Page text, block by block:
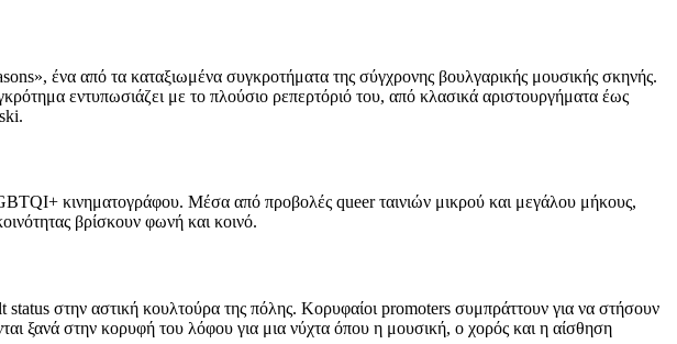
ένα από τα καταξιωμένα συγκροτήματα της σύγχρονης βουλγαρικής μουσικής σκηνής.
εντυπωσιάζει με το πλούσιο ρεπερτόριό του, από κλασικά αριστουργήματα έως
κινηματογράφου. Μέσα από προβολές queer ταινιών μικρού και μεγάλου μήκους,
βρίσκουν φωνή και κοινό.
στην αστική κουλτούρα της πόλης. Κορυφαίοι promoters συμπράττουν για να στήσουν
ξανά στην κορυφή του λόφου για μια νύχτα όπου η μουσική, ο χορός και η αίσθηση